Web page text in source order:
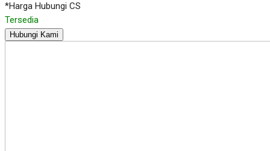
*Harga Hubungi CS
Tersedia
Hubungi Kami